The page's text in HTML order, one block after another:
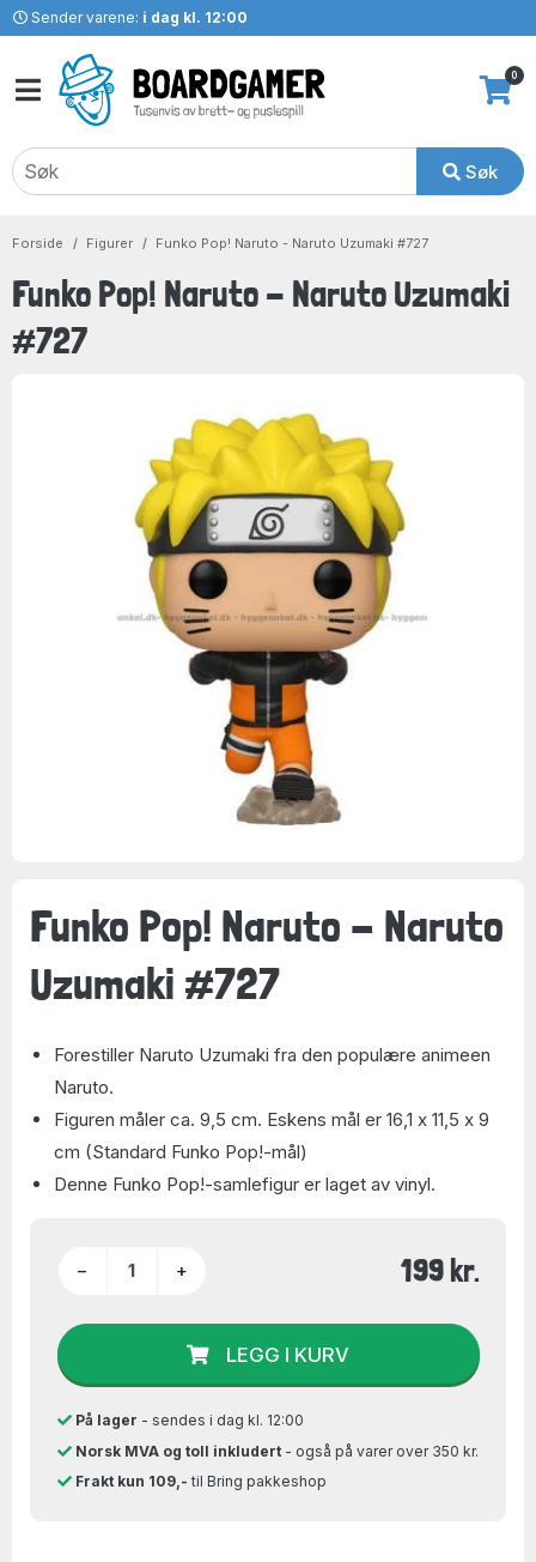
Sender varene: i dag kl. 12:00
Søk
0
Forside Figurer Funko Pop! Naruto - Naruto Uzumaki #727
Funko Pop! Naruto - Naruto Uzumaki
#727
Funko Pop! Naruto - Naruto
Uzumaki #727
Forestiller Naruto Uzumaki fra den populære animeen
Naruto.
Figuren måler ca. 9,5 cm. Eskens mål er 16,1 x 11,5 x 9
cm (Standard Funko Pop!-mål)
Denne Funko Pop!-samlefigur er laget av vinyl.
− + 199 kr.
LEGG I KURV
På lager - sendes i dag kl. 12:00
Norsk MVA og toll inkludert- også på varer over 350 kr.
Frakt kun 109,- til Bring pakkeshop